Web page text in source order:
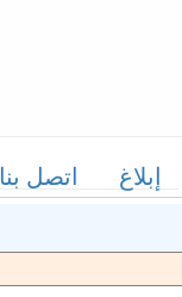
اتصل بنا إبلاغ